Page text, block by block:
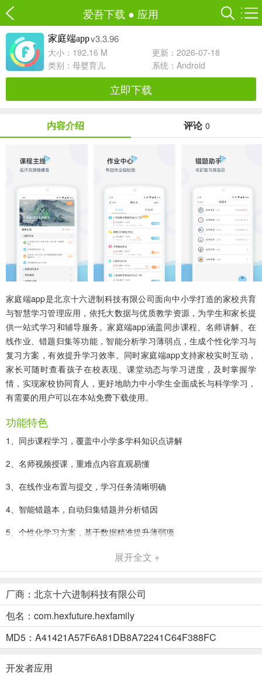
爱吾下载 ● 应用
家庭端appv3.3.96
大小：192.16 M
更新：2026-07-18
类别： 母婴育儿 系统：Android
立即下载
内容介绍 评论 0
家庭端app是北京十六进制科技有限公司面向中小学打造的家校共育
与智慧学习管理应用，依托大数据与优质教学资源，为学生和家长提
供一站式学习和辅导服务。家庭端app涵盖同步课程、名师讲解、在
线作业、错题归集等功能，智能分析学习薄弱点，生成个性化学习与
复习方案，有效提升学习效率。同时家庭端app支持家校实时互动，
家长可随时查看孩子在校表现、课堂动态与学习进度，及时掌握学
情，实现家校协同育人，更好地助力中小学生全面成长与科学学习，
有需要的用户可以在本站免费下载使用。
功能特色
1、同步课程学习，覆盖中小学多学科知识点讲解
2、名师视频授课，重难点内容直观易懂
3、在线作业布置与提交，学习任务清晰明确
4、智能错题本，自动归集错题并分析错因
5、个性化学习方案，基于数据精准提升薄弱项
6、家校实时互动，家长随时掌握孩子在校表现
家长若不清楚学生学籍号密码信息，可联系老师获取；
若需绑定多名孩子，可在app“我的-我的孩子”继续添加。
展开全文 +
厂商：北京十六进制科技有限公司
包名：com.hexfuture.hexfamily
MD5：A41421A57F6A81DB8A72241C64F388FC
开发者应用